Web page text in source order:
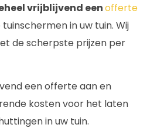
vrijblijvend eenofferte
in uw tuin. Wij
de scherpste prijzen per
een offerte aan en
kosten voor het laten
in uw tuin.